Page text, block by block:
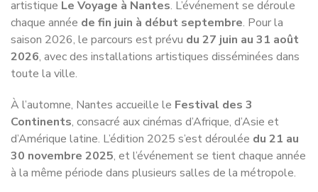
saison 2026, le parcours est prévudu 27 juin au 31 août
2026, avec des installations artistiques disséminées dans
toute la ville.
À l’automne, Nantes accueille le
d’Amérique latine. L’édition 2025 s’est déroulée
30 novembre 2025, et l’événement se tient chaque année
à la même période dans plusieurs salles de la métropole.
Enfin, les amateurs de football suivent les rencontres